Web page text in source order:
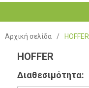
Αρχική σελίδα / HOFFER
HOFFER
Διαθεσιμότητα: